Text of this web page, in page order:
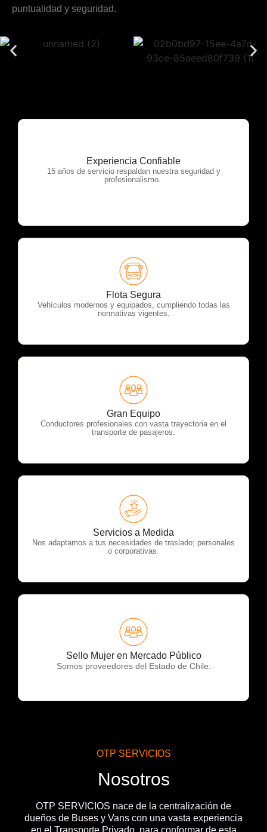
puntualidad y seguridad.
Experiencia Confiable
15 años de servicio respaldan nuestra seguridad y
profesionalismo.
OTP Servicios
Flota Segura
Vehículos modernos y equipados, cumpliendo todas las
normativas vigentes.
OTP Servicios
Gran Equipo
Conductores profesionales con vasta trayectoria en el
transporte de pasajeros.
OTP Servicios
Servicios a Medida
Nos adaptamos a tus necesidades de traslado; personales
o corporativas.
OTP Servicios
Sello Mujer en Mercado Público
Somos proveedores del Estado de Chile.
OTP Servicios
OTP SERVICIOS
Nosotros
OTP SERVICIOS nace de la centralización de
dueños de Buses y Vans con una vasta experiencia